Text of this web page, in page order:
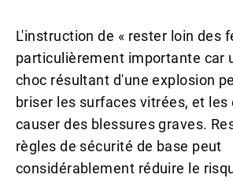
L'instruction de « rester loin des
particulièrement importante car
choc résultant d'une explosion
briser les surfaces vitrées, et
causer des blessures graves.
règles de sécurité de base peut
considérablement réduire le